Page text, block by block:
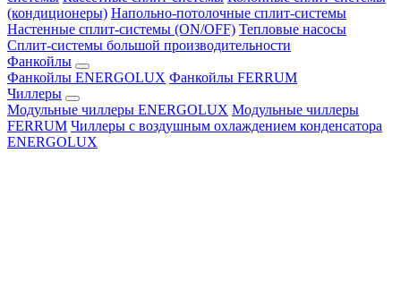
(кондиционеры) Напольно-потолочные сплит-системы
Настенные сплит-системы (ON/OFF) Тепловые насосы
Сплит-системы большой производительности
Фанкойлы
Фанкойлы ENERGOLUX Фанкойлы FERRUM
Чиллеры
Модульные чиллеры ENERGOLUX Модульные чиллеры
FERRUM Чиллеры с воздушным охлаждением конденсатора
ENERGOLUX